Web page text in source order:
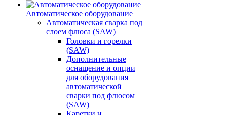
Автоматическое оборудование
Автоматическая сварка под
слоем флюса (SAW)
Головки и горелки
(SAW)
Дополнительные
оснащение и опции
для оборудования
автоматической
сварки под флюсом
(SAW)